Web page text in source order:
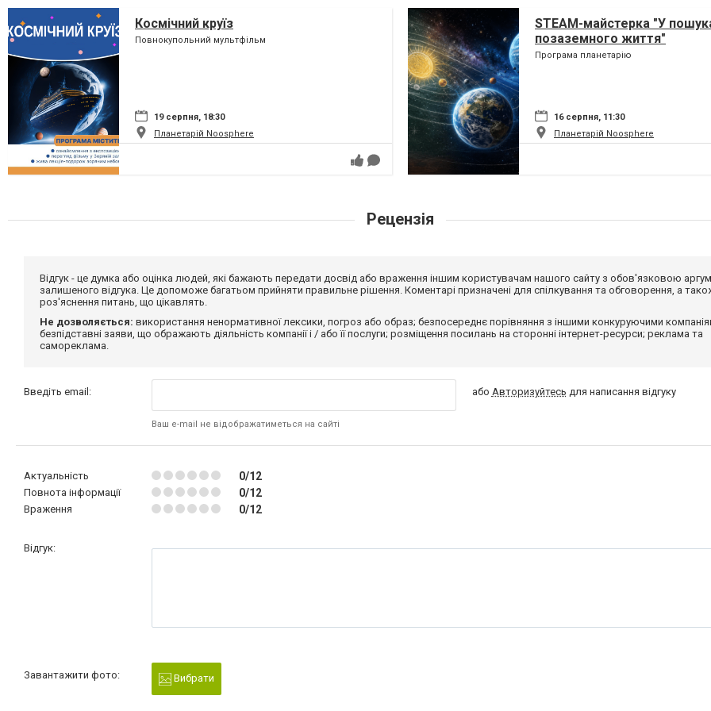
Космічний круїз
Повнокупольний мультфільм
19 серпня, 18:30
Планетарій Noosphere
STEAM-майстерка "У
позаземного життя"
Програма планетарію
16 серпня, 11:30
Планетарій Noosphere
Рецензія
Відгук - це думка або оцінка людей, які бажають передати досвід або враження іншим користувачам нашого сайту з обов'язковою
залишеного відгука. Це допоможе багатьом прийняти правильне рішення. Коментарі призначені для спілкування та обговорення, а
роз'яснення питань, що цікавлять.
Не дозволяється: використання ненормативної лексики, погроз або образ; безпосереднє порівняння з іншими конкуруючими
безпідставні заяви, що ображають діяльність компанії і / або її послуги; розміщення посилань на сторонні інтернет-ресурси; реклама та
самореклама.
Введіть email:
Ваш e-mail не відображатиметься на сайті
або Авторизуйтесь для написання відгуку
Актуальність 0/12
Повнота інформації 0/12
Враження 0/12
Відгук:
Завантажити фото: Вибрати